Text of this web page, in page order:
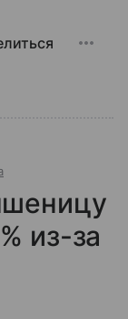
из-за